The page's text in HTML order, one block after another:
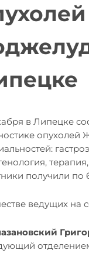
в Липецке
опухолей
получили по
ведущих на